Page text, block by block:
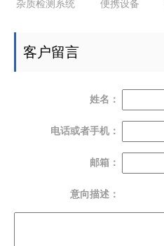
杂质检测系统 便携设备
客户留言
姓名：
电话或者手机：
邮箱：
意向描述：